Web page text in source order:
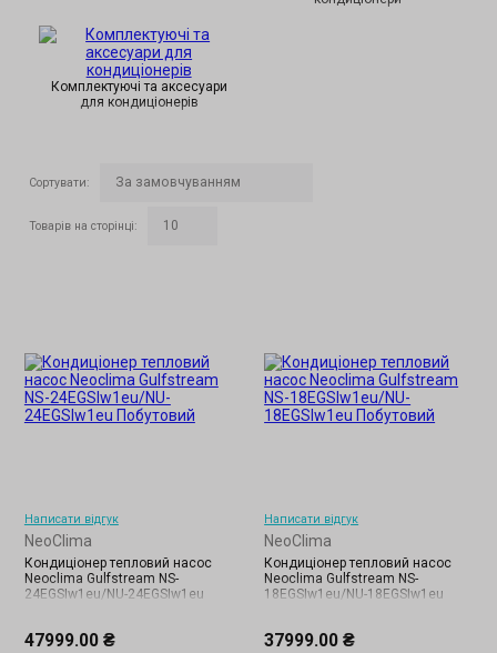
Комплектуючі та аксесуари
для кондиціонерів
Сортувати:
Товарів на сторінці:
Написати відгук
NeoClima
Кондиціонер тепловий насос
Neoclima Gulfstream NS-
24EGSIw1eu/NU-24EGSIw1eu
47999.00 ₴
Написати відгук
NeoClima
Кондиціонер тепловий насос
Neoclima Gulfstream NS-
18EGSIw1eu/NU-18EGSIw1eu
37999.00 ₴